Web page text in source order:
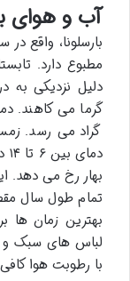
آب و هوای
بارسلونا، واقع
مطبوع دارد.
دلیل نزدیکی
گراد می رسد.
بهار رخ می دهد.
تمام طول سال
بهترین زمان ها
لباس های سبک و
با رطوبت هوا